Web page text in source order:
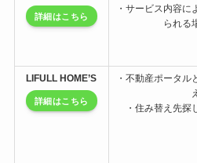
詳細はこちら
・サービス内容に
られる
LIFULL HOME’S
詳細はこちら
・不動産ポータル
・住み替え先探